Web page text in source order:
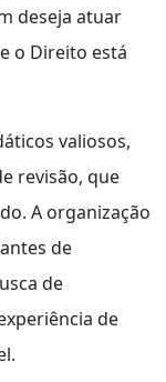
deseja atuar
o Direito está
valiosos,
revisão, que
A organização
de
de
de